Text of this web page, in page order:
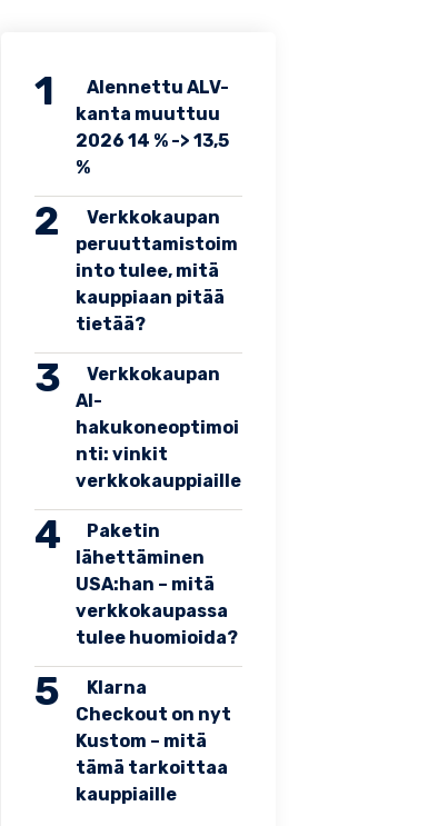
Alennettu ALV-
kanta muuttuu
2026 14 % -> 13,5
%
Verkkokaupan
peruuttamistoim
into tulee, mitä
kauppiaan pitää
tietää?
Verkkokaupan
AI-
hakukoneoptimoi
nti: vinkit
verkkokauppiaille
Paketin
lähettäminen
USA:han – mitä
verkkokaupassa
tulee huomioida?
Klarna
Checkout on nyt
Kustom – mitä
tämä tarkoittaa
kauppiaille